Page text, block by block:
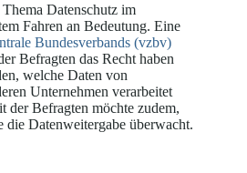
Datenschutz im
Fahren an Bedeutung. Eine
Bundesverbands (vzbv)
Befragten das Recht haben
welche Daten von
Unternehmen verarbeitet
der Befragten möchte zudem,
die Datenweitergabe überwacht.